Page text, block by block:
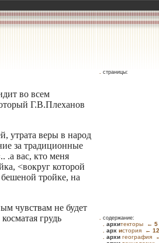
во всем
Г.В.Плеханов
утрата веры в народ
за традиционные
.а вас, кто меня
<вокруг которой
тройке, на
чувствам не будет
грудь
. страницы:
. содержание: